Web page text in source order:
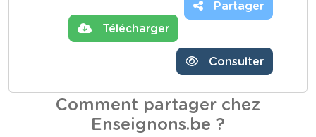
Télécharger
Partager
Consulter
Comment partager chez
Enseignons.be ?